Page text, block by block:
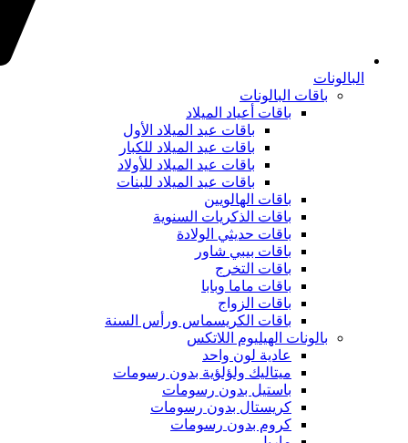
البالونات
باقات البالونات
باقات أعياد الميلاد
باقات عيد الميلاد الأول
باقات عيد الميلاد للكبار
باقات عيد الميلاد للأولاد
باقات عيد الميلاد للبنات
باقات الهالويين
باقات الذكريات السنوية
باقات حديثي الولادة
باقات بيبي شاور
باقات التخرج
باقات ماما وبابا
باقات الزواج
باقات الكريسماس ورأس السنة
بالونات الهيليوم اللاتكس
عادية لون واحد
ميتاليك ولؤلؤية بدون رسومات
باستيل بدون رسومات
كريستال بدون رسومات
كروم بدون رسومات